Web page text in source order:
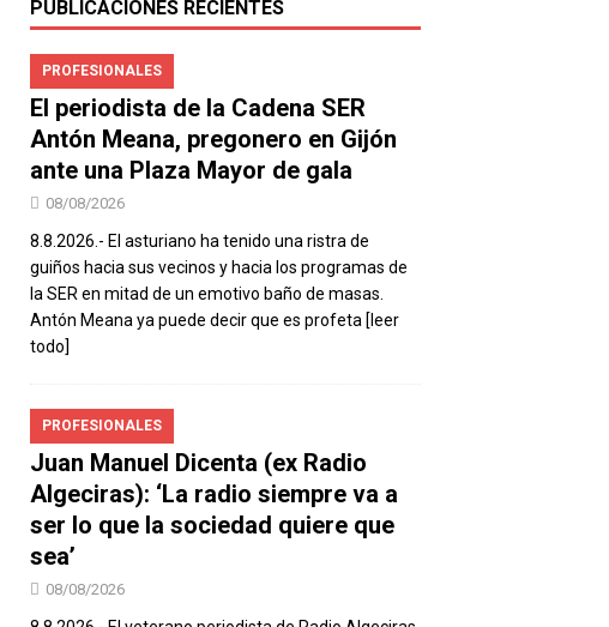
PUBLICACIONES RECIENTES
PROFESIONALES
El periodista de la Cadena SER
Antón Meana, pregonero en Gijón
ante una Plaza Mayor de gala
08/08/2026
8.8.2026.- El asturiano ha tenido una ristra de
guiños hacia sus vecinos y hacia los programas de
la SER en mitad de un emotivo baño de masas.
Antón Meana ya puede decir que es profeta [leer
todo]
PROFESIONALES
Juan Manuel Dicenta (ex Radio
Algeciras): ‘La radio siempre va a
ser lo que la sociedad quiere que
sea’
08/08/2026